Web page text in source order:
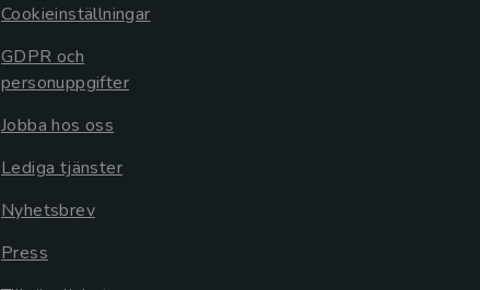
Cookieinställningar
GDPR och
personuppgifter
Jobba hos oss
Lediga tjänster
Nyhetsbrev
Press